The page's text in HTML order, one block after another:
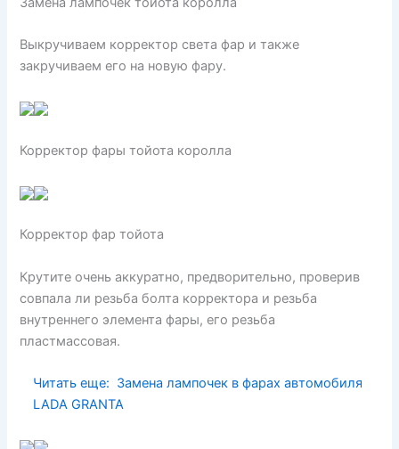
Выкручиваем корректор света фар и также
закручиваем его на новую фару.
Корректор фары тойота королла
Корректор фар тойота
Крутите очень аккуратно, предворительно, проверив
совпала ли резьба болта корректора и резьба
внутреннего элемента фары, его резьба
пластмассовая.
Читать еще: Замена лампочек в фарах автомобиля
LADA GRANTA